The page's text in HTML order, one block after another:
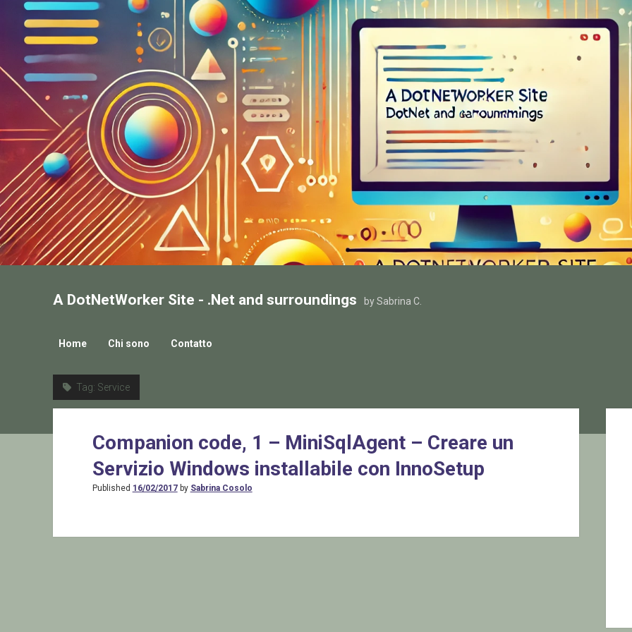
A DotNetWorker Site - .Net and surroundings by Sabrina C.
Home Chi sono Contatto
Tag: Service
Companion code, 1 – MiniSqlAgent – Creare un
Servizio Windows installabile con InnoSetup
Published 16/02/2017by Sabrina Cosolo